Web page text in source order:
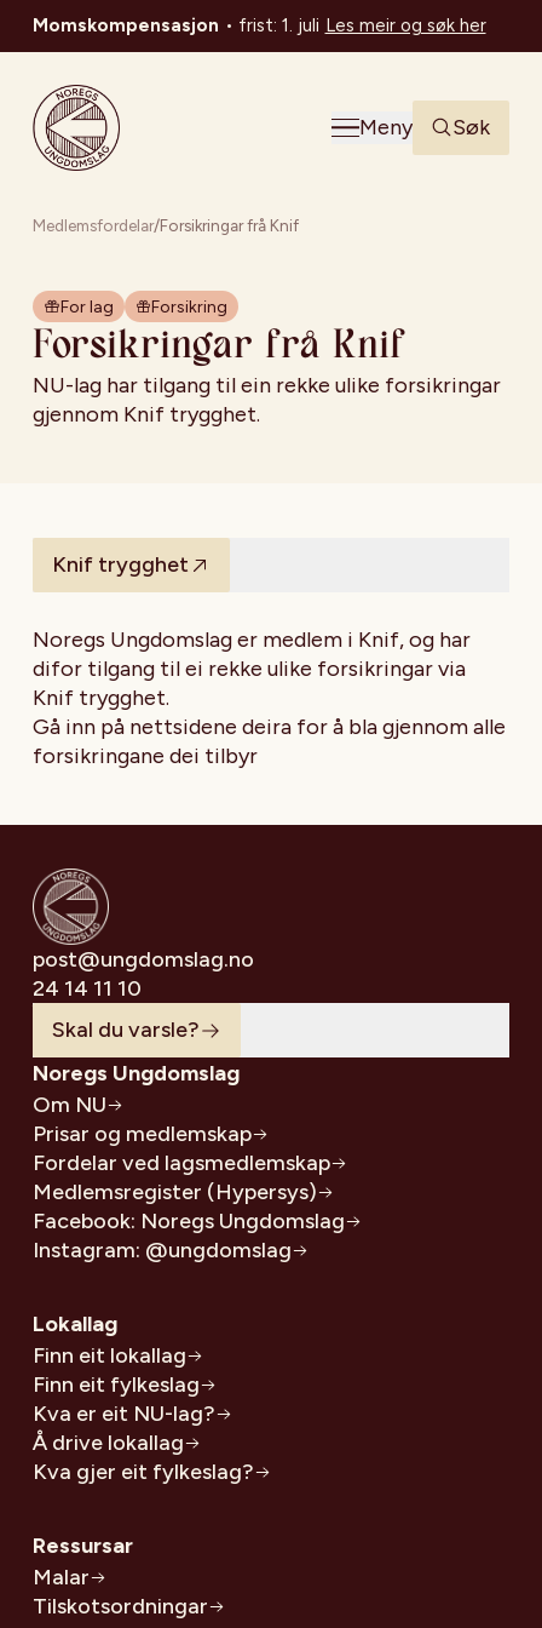
Momskompensasjon • frist: 1. juli Les meir og søk her
Noregs Ungdomslag
Meny
Søk
Medlemsfordelar/Forsikringar frå Knif
For lag Forsikring
Forsikringar frå Knif
NU-lag har tilgang til ein rekke ulike forsikringar
gjennom Knif trygghet.
Knif trygghet
Noregs Ungdomslag er medlem i Knif, og har
difor tilgang til ei rekke ulike forsikringar via
Knif trygghet.
Gå inn på nettsidene deira for å bla gjennom alle
forsikringane dei tilbyr
post@ungdomslag.no
24 14 11 10
Skal du varsle?
Noregs Ungdomslag
Om NU
Prisar og medlemskap
Fordelar ved lagsmedlemskap
Medlemsregister (Hypersys)
Facebook: Noregs Ungdomslag
Instagram: @ungdomslag
Lokallag
Finn eit lokallag
Finn eit fylkeslag
Kva er eit NU-lag?
Å drive lokallag
Kva gjer eit fylkeslag?
Ressursar
Malar
Tilskotsordningar